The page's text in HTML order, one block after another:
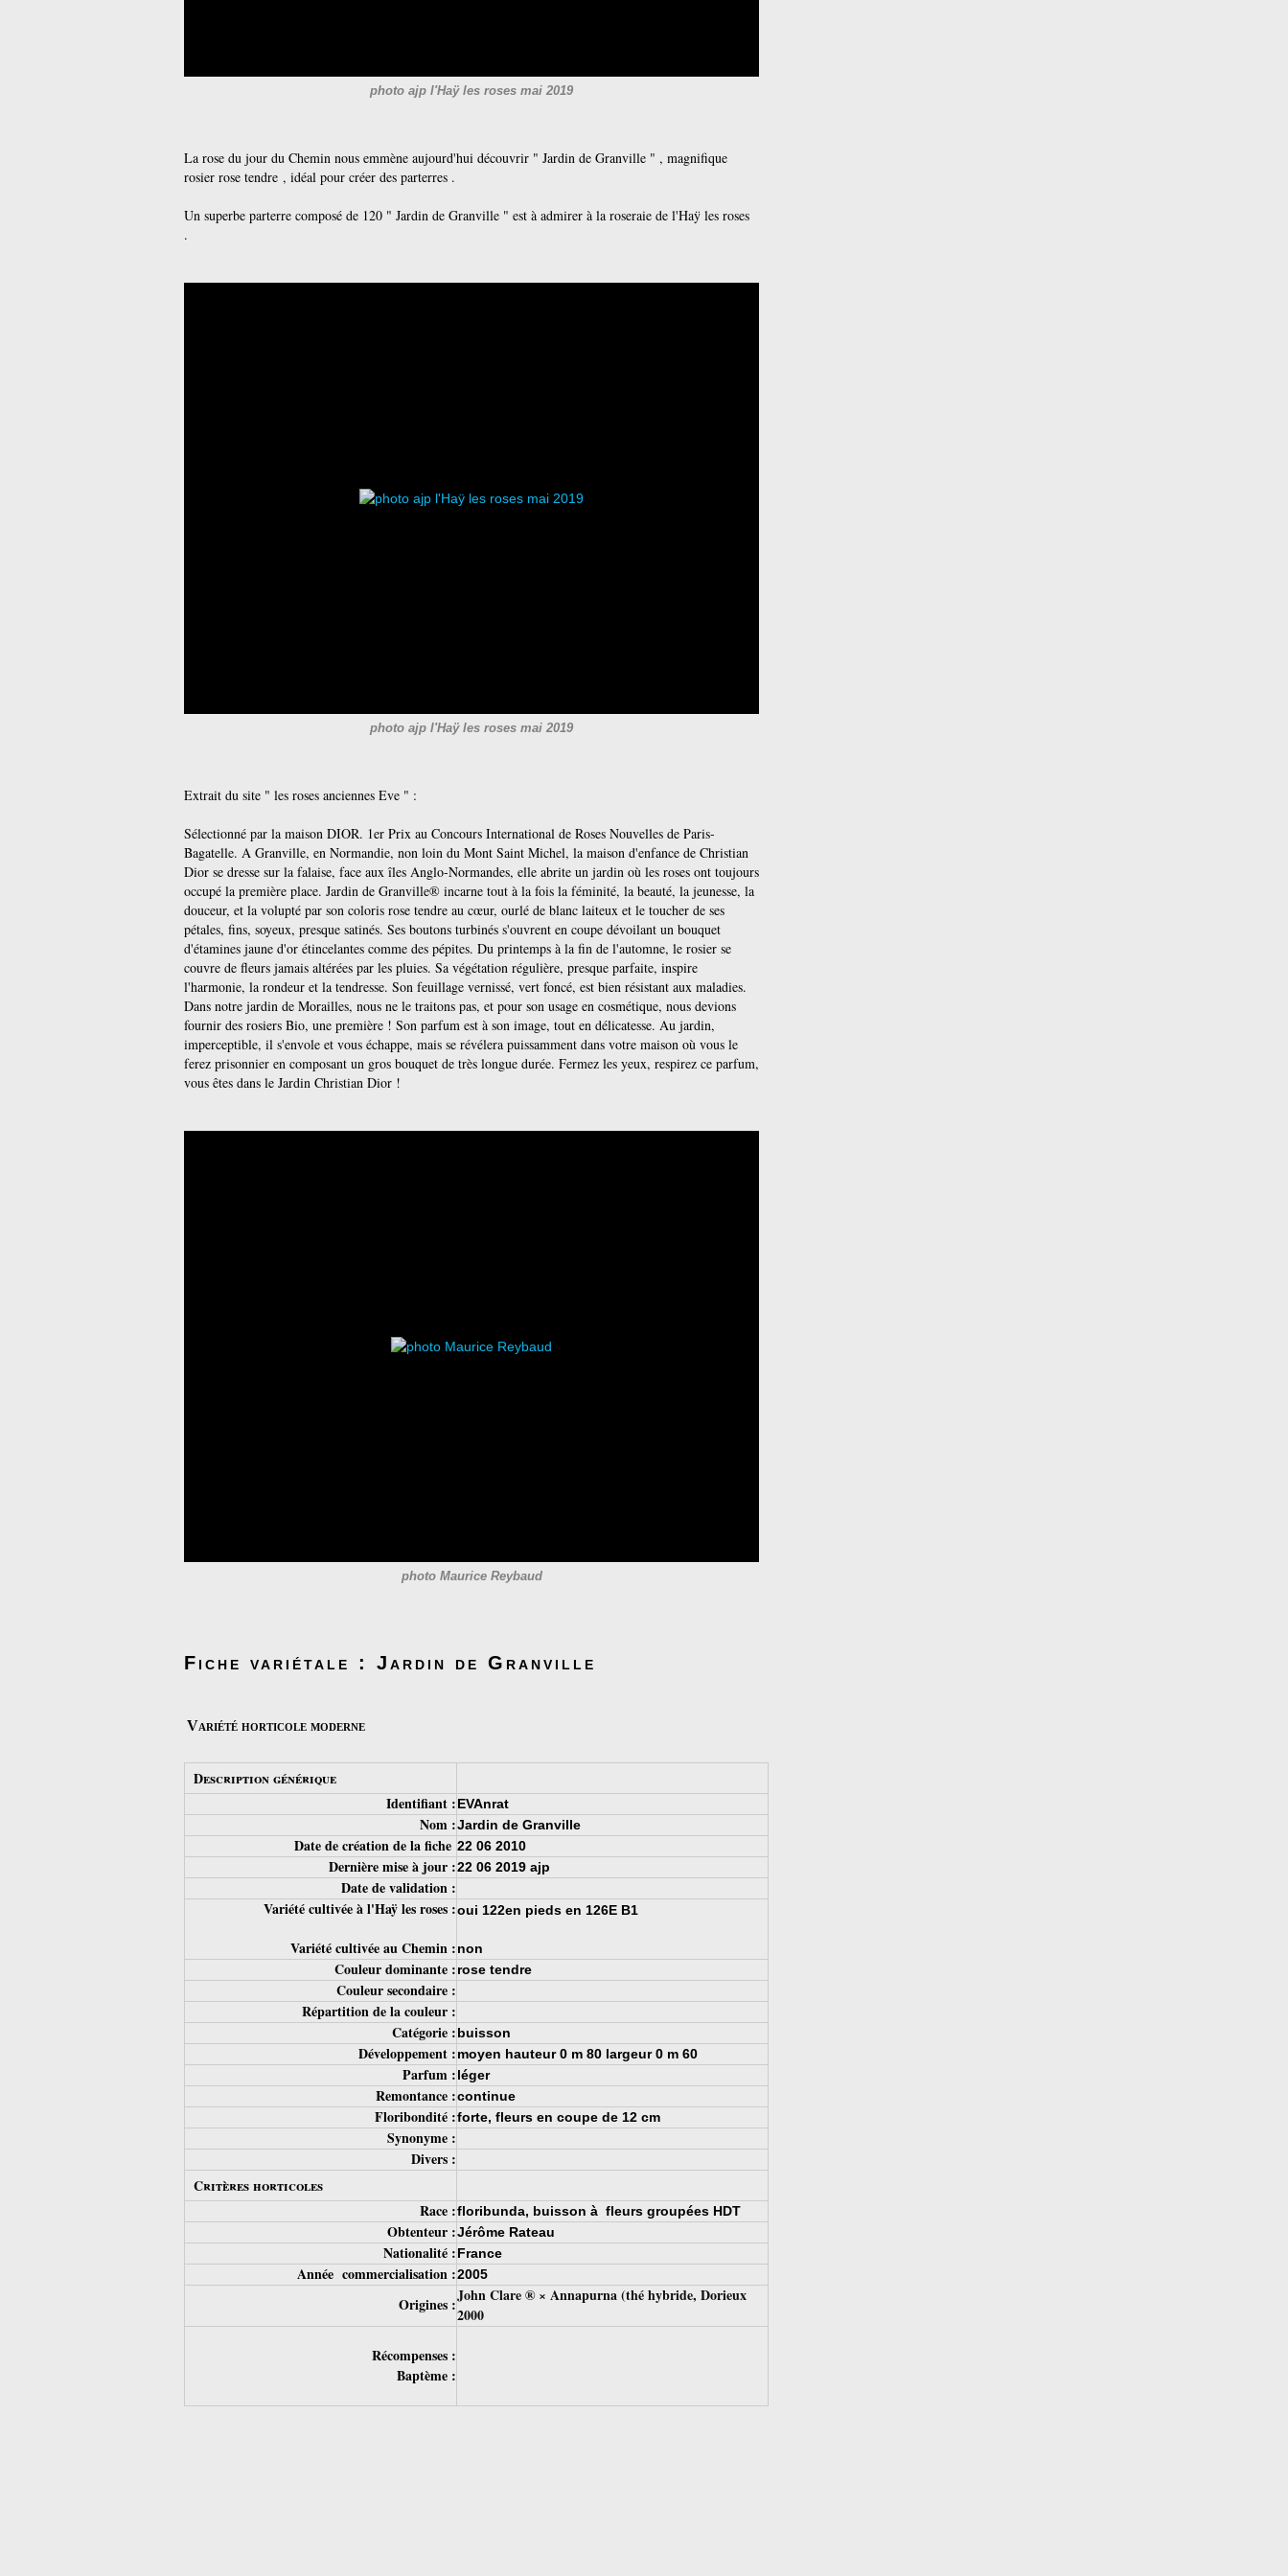
photo ajp l'Haÿ les roses mai 2019
La rose du jour du Chemin nous emmène aujourd'hui découvrir " Jardin de Granville " , magnifique
rosier rose tendre , idéal pour créer des parterres .
Un superbe parterre composé de 120 " Jardin de Granville " est à admirer à la roseraie de l'Haÿ les roses
.
photo ajp l'Haÿ les roses mai 2019
Extrait du site " les roses anciennes Eve " :
Sélectionné par la maison DIOR. 1er Prix au Concours International de Roses Nouvelles de Paris-
Bagatelle. A Granville, en Normandie, non loin du Mont Saint Michel, la maison d'enfance de Christian
Dior se dresse sur la falaise, face aux îles Anglo-Normandes, elle abrite un jardin où les roses ont toujours
occupé la première place. Jardin de Granville® incarne tout à la fois la féminité, la beauté, la jeunesse, la
douceur, et la volupté par son coloris rose tendre au cœur, ourlé de blanc laiteux et le toucher de ses
pétales, fins, soyeux, presque satinés. Ses boutons turbinés s'ouvrent en coupe dévoilant un bouquet
d'étamines jaune d'or étincelantes comme des pépites. Du printemps à la fin de l'automne, le rosier se
couvre de fleurs jamais altérées par les pluies. Sa végétation régulière, presque parfaite, inspire
l'harmonie, la rondeur et la tendresse. Son feuillage vernissé, vert foncé, est bien résistant aux maladies.
Dans notre jardin de Morailles, nous ne le traitons pas, et pour son usage en cosmétique, nous devions
fournir des rosiers Bio, une première ! Son parfum est à son image, tout en délicatesse. Au jardin,
imperceptible, il s'envole et vous échappe, mais se révélera puissamment dans votre maison où vous le
ferez prisonnier en composant un gros bouquet de très longue durée. Fermez les yeux, respirez ce parfum,
vous êtes dans le Jardin Christian Dior !
photo Maurice Reybaud
Fiche variétale : Jardin de Granville
Variété horticole moderne
Description générique
Identifiant :EVAnrat
Nom :Jardin de Granville
Date de création de la fiche 22 06 2010
Dernière mise à jour :22 06 2019 ajp
Date de validation :
Variété cultivée à l'Haÿ les roses :
Variété cultivée au Chemin :
oui 122en pieds en 126E B1
non
Couleur dominante :rose tendre
Couleur secondaire :
Répartition de la couleur :
Catégorie :buisson
Développement :moyen hauteur 0 m 80 largeur 0 m 60
Parfum :léger
Remontance :continue
Floribondité :forte, fleurs en coupe de 12 cm
Synonyme :
Divers :
Critères horticoles
Race :floribunda, buisson à fleurs groupées HDT
Obtenteur :Jérôme Rateau
Nationalité :France
Année commercialisation :2005
Origines :John Clare ® × Annapurna (thé hybride, Dorieux
2000
Récompenses :
Baptème :